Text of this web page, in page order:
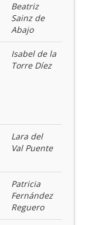
Beatriz
Sainz de
Abajo
Isabel de la
Torre Díez
Lara del
Val Puente
Patricia
Fernández
Reguero